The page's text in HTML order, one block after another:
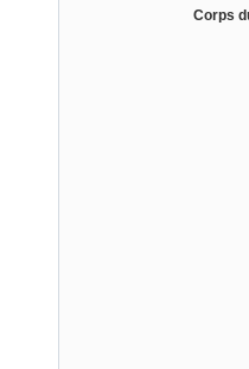
Corps